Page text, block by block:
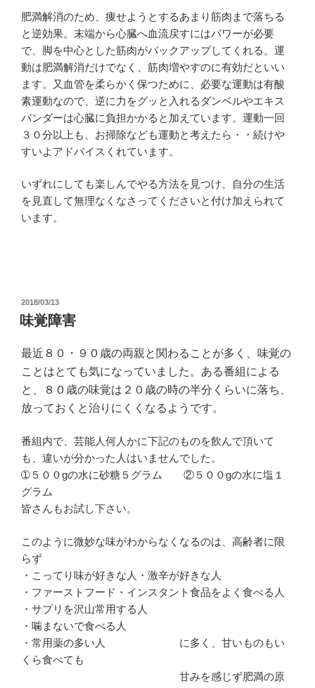
肥満解消のため、痩せようとするあまり筋肉まで落ちる
と逆効果。末端から心臓へ血流戻すにはパワーが必要
で、脚を中心とした筋肉がバックアップしてくれる。運
動は肥満解消だけでなく、筋肉増やすのに有効だといい
ます。又血管を柔らかく保つために、必要な運動は有酸
素運動なので、逆に力をグッと入れるダンベルやエキス
パンダーは心臓に負担かかると加えています。運動一回
３０分以上も、お掃除なども運動と考えたら・・続けや
すいよアドバイスくれています。
いずれにしても楽しんでやる方法を見つけ、自分の生活
を見直して無理なくなさってくださいと付け加えられて
います。
投
稿
日:
2018/03/13
味覚障害
最近８０・９０歳の両親と関わることが多く、味覚の
ことはとても気になっていました。ある番組による
と、８０歳の味覚は２０歳の時の半分くらいに落ち、
放っておくと治りにくくなるようです。
番組内で、芸能人何人かに下記のものを飲んで頂いて
も、違いが分かった人はいませんでした。
➀５００gの水に砂糖５グラム ②５００gの水に塩１
グラム
皆さんもお試し下さい。
このように微妙な味がわからなくなるのは、高齢者に限
らず
・こってり味が好きな人・激辛が好きな人
・ファーストフード・インスタント食品をよく食べる人
・サプリを沢山常用する人
・噛まないで食べる人
・常用薬の多い人 に多く、甘いものもい
くら食べても
甘みを感じず肥満の原